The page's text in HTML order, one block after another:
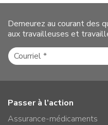
Demeurez au courant des
aux travailleuses et
Passer à l’action
Assurance-médicaments